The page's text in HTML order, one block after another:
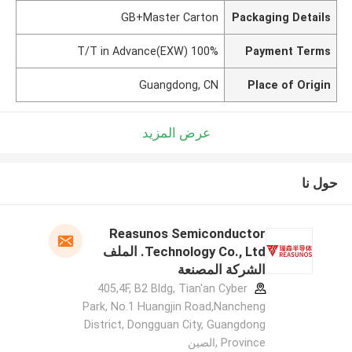
Packaging Details
GB+Master Carton
Payment Terms
100% T/T in Advance(EXW)
Place of Origin
Guangdong, CN
عرض المزيد
حول نا
Reasunos Semiconductor
Technology Co., Ltd. الملف
الشركة المصنعة
405,4F, B2 Bldg, Tian'an Cyber
Park, No.1 Huangjin Road,Nancheng
District, Dongguan City, Guangdong
Province ,الصين